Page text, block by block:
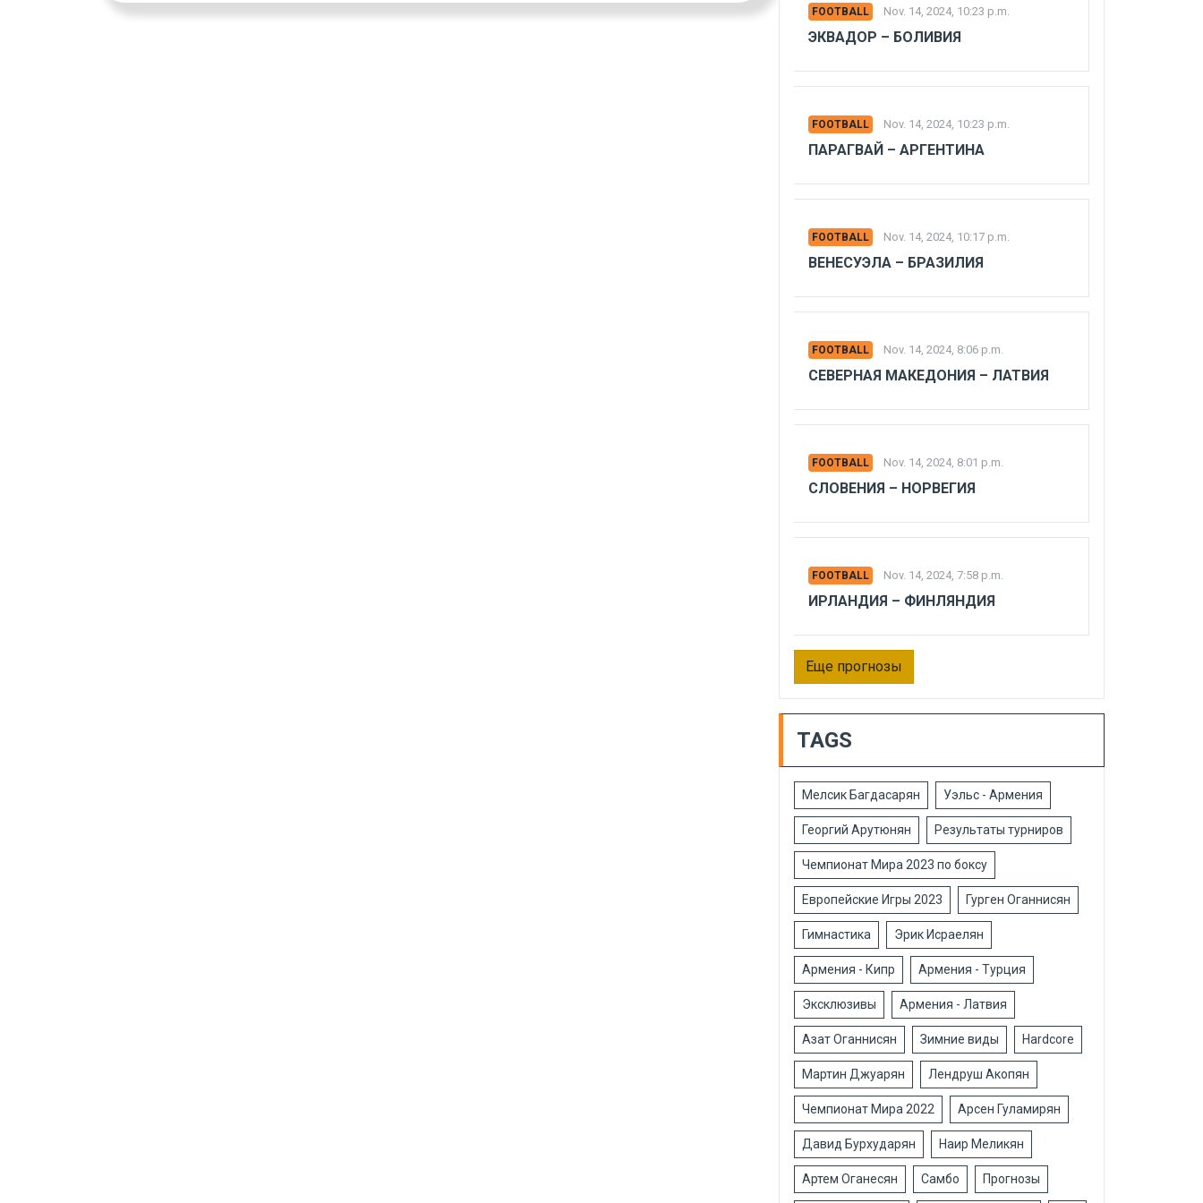
FOOTBALL Nov. 14, 2024, 10:23 p.m.
ЭКВАДОР – БОЛИВИЯ
FOOTBALL Nov. 14, 2024, 10:23 p.m.
ПАРАГВАЙ – АРГЕНТИНА
FOOTBALL Nov. 14, 2024, 10:17 p.m.
ВЕНЕСУЭЛА – БРАЗИЛИЯ
FOOTBALL Nov. 14, 2024, 8:06 p.m.
СЕВЕРНАЯ МАКЕДОНИЯ – ЛАТВИЯ
FOOTBALL Nov. 14, 2024, 8:01 p.m.
СЛОВЕНИЯ – НОРВЕГИЯ
FOOTBALL Nov. 14, 2024, 7:58 p.m.
ИРЛАНДИЯ – ФИНЛЯНДИЯ
Еще прогнозы
TAGS
Мелсик Багдасарян Уэльс - Армения
Георгий Арутюнян Результаты турниров
Чемпионат Мира 2023 по боксу
Европейские Игры 2023 Гурген Оганнисян
Гимнастика Эрик Исраелян
Армения - Кипр Армения - Турция
Эксклюзивы Армения - Латвия
Азат Оганнисян Зимние виды Hardcore
Мартин Джуарян Лендруш Акопян
Чемпионат Мира 2022 Арсен Гуламирян
Давид Бурхударян Наир Меликян
Артем Оганесян Самбо Прогнозы